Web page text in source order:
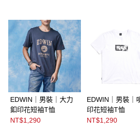
EDWIN｜男裝｜大力
釦印花短袖T恤
NT$1,290
EDWIN｜男裝｜
印花短袖T恤
NT$1,290